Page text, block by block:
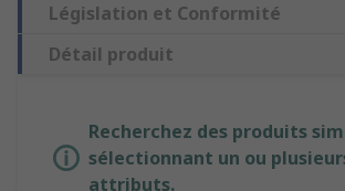
Législation et Conformité
Détail produit
Recherchez des produits
sélectionnant un ou
attributs.